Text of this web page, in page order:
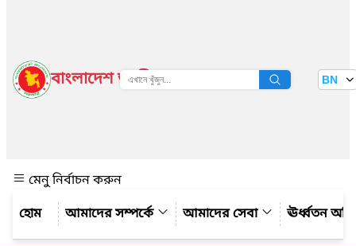
বাংলাদেশ জাতীয় তথ্য বাতায়ন BN
মেনু নির্বাচন করুন
আমাদের সম্পর্কে
আমাদের সেবা ঊর্ধ্বতন